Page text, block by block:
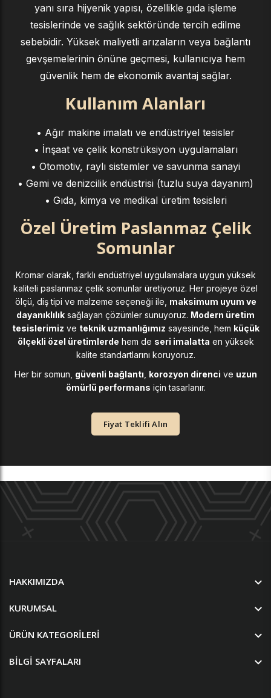
yanı sıra hijyenik yapısı, özellikle gıda işleme
tesislerinde ve sağlık sektöründe tercih edilme
sebebidir. Yüksek maliyetli arızaların veya bağlantı
gevşemelerinin önüne geçmesi, kullanıcıya hem
güvenlik hem de ekonomik avantaj sağlar.
Kullanım Alanları
• Ağır makine imalatı ve endüstriyel tesisler
• İnşaat ve çelik konstrüksiyon uygulamaları
• Otomotiv, raylı sistemler ve savunma sanayi
• Gemi ve denizcilik endüstrisi (tuzlu suya dayanım)
• Gıda, kimya ve medikal üretim tesisleri
Özel Üretim Paslanmaz Çelik
Somunlar
Kromar olarak, farklı endüstriyel uygulamalara uygun yüksek
kaliteli paslanmaz çelik somunlar üretiyoruz. Her projeye özel
ölçü, diş tipi ve malzeme seçeneği ile, maksimum uyum ve
dayanıklılık sağlayan çözümler sunuyoruz. Modern üretim
tesislerimiz ve teknik uzmanlığımız sayesinde, hem küçük
ölçekli özel üretimlerde hem de seri imalatta en yüksek
kalite standartlarını koruyoruz.
Her bir somun, güvenli bağlantı korozyon direnci ve uzun
ömürlü performans için tasarlanır.
Fiyat Teklifi Alın
HAKKIMIZDA
KURUMSAL
ÜRÜN KATEGORILERI
BILGI SAYFALARI